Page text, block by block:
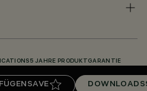
SAVE DOWNLOADS
5 JAHRE PRODUKTGARANTIE
REQUIRED) DOWNLOADS